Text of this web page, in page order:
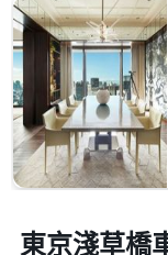
東京淺草橋